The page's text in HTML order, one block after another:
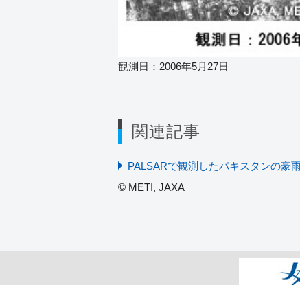
観測日：2006年5月27日
関連記事
PALSARで観測したパキスタンの豪
© METI, JAXA